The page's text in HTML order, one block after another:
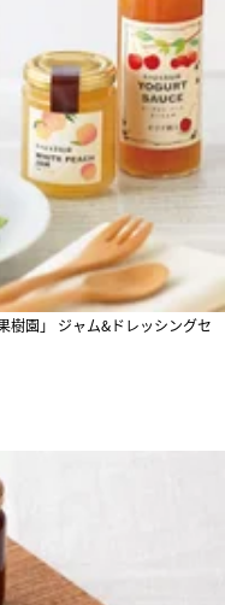
樹園」 ジャム&ドレッシングセ